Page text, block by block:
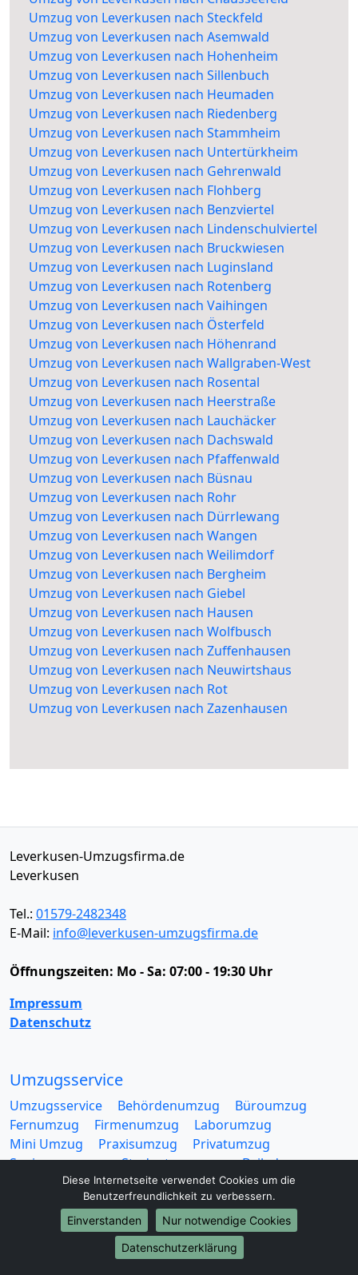
Umzug von Leverkusen nach Steckfeld
Umzug von Leverkusen nach Asemwald
Umzug von Leverkusen nach Hohenheim
Umzug von Leverkusen nach Sillenbuch
Umzug von Leverkusen nach Heumaden
Umzug von Leverkusen nach Riedenberg
Umzug von Leverkusen nach Stammheim
Umzug von Leverkusen nach Untertürkheim
Umzug von Leverkusen nach Gehrenwald
Umzug von Leverkusen nach Flohberg
Umzug von Leverkusen nach Benzviertel
Umzug von Leverkusen nach Lindenschulviertel
Umzug von Leverkusen nach Bruckwiesen
Umzug von Leverkusen nach Luginsland
Umzug von Leverkusen nach Rotenberg
Umzug von Leverkusen nach Vaihingen
Umzug von Leverkusen nach Österfeld
Umzug von Leverkusen nach Höhenrand
Umzug von Leverkusen nach Wallgraben-West
Umzug von Leverkusen nach Rosental
Umzug von Leverkusen nach Heerstraße
Umzug von Leverkusen nach Lauchäcker
Umzug von Leverkusen nach Dachswald
Umzug von Leverkusen nach Pfaffenwald
Umzug von Leverkusen nach Büsnau
Umzug von Leverkusen nach Rohr
Umzug von Leverkusen nach Dürrlewang
Umzug von Leverkusen nach Wangen
Umzug von Leverkusen nach Weilimdorf
Umzug von Leverkusen nach Bergheim
Umzug von Leverkusen nach Giebel
Umzug von Leverkusen nach Hausen
Umzug von Leverkusen nach Wolfbusch
Umzug von Leverkusen nach Zuffenhausen
Umzug von Leverkusen nach Neuwirtshaus
Umzug von Leverkusen nach Rot
Umzug von Leverkusen nach Zazenhausen
Leverkusen-Umzugsfirma.de
Leverkusen
Tel.: 01579-2482348
E-Mail: info@leverkusen-umzugsfirma.de
Öffnungszeiten: Mo - Sa: 07:00 - 19:30 Uhr
Impressum
Datenschutz
Umzugsservice
Umzugsservice Behördenumzug
Büroumzug
Fernumzug
Firmenumzug
Laborumzug
Mini Umzug
Praxisumzug
Privatumzug
Seniorenumzug
Studentenumzug
Beiladung
Entrümpelung
Halteverbotszone
Klaviertransport
Haushaltsauflösung
Möbeltaxi
Möbelmitfahrzentrale
Umzugskartons
Diese Internetseite verwendet Cookies um die
Benutzerfreundlichkeit zu verbessern.
Einverstanden
Nur notwendige Cookies
Datenschutzerklärung